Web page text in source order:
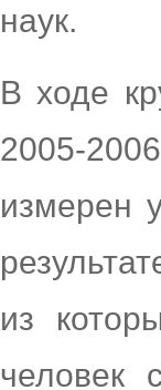
наук.
В ходе
2005-
измерен
из
человек